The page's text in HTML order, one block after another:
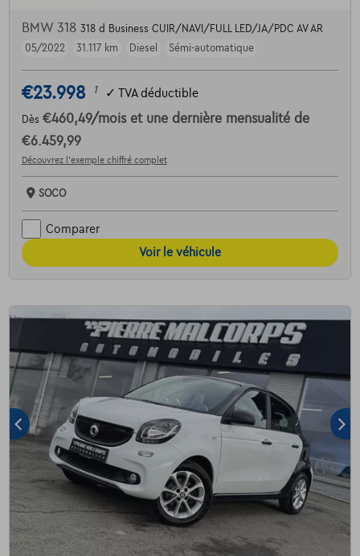
BMW 318 318 d Business CUIR/NAVI/FULL LED/JA/PDC AV AR
05/2022
31.117 km Diesel Sémi-automatique
€23.998 1 ✓ TVA déductible
Dès €460,49/mois et une dernière mensualité de
€6.459,99
Découvrez l’exemple chiffré complet
SOCO
Comparer
Voir le véhicule